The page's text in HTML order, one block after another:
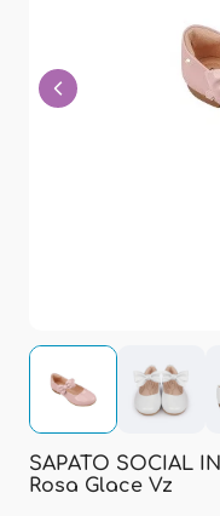
SAPATO SOCIAL
Rosa Glace Vz